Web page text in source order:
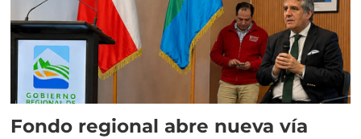
Fondo regional abre nueva vía